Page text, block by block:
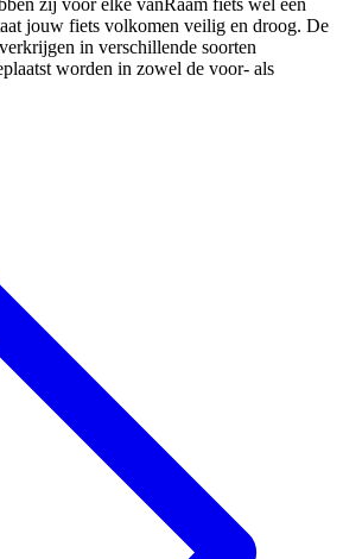
jouw fiets volkomen veilig en droog. De
in verschillende soorten
worden in zowel de voor- als